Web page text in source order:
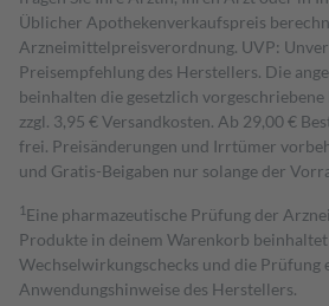
Üblicher Apothekenverkaufspreis
Arzneimittelpreisverordnung. UVP:
Preisempfehlung des Herstellers. Die
beinhalten die gesetzlich
zzgl. 3,95 € Versandkosten. Ab 29,00 €
frei. Preisänderungen und Irrtümer
und Gratis-Beigaben nur solange der
1 Eine pharmazeutische Prüfung der
Produkte in deinem Warenkorb
Wechselwirkungschecks und die Prüfung
Anwendungshinweise des Herstellers.